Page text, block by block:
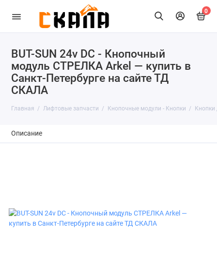
0
BUT-SUN 24v DC - Кнопочный
модуль СТРЕЛКА Arkel — купить в
Санкт-Петербурге на сайте ТД
СКАЛА
Главная Лифтовые запчасти Кнопочные модули - Кнопки Кнопки
Описание